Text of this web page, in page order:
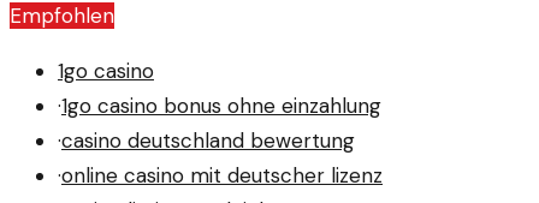
werfen Fragen auf.
Empfohlen
1go casino
·1go casino bonus ohne einzahlung
·casino deutschland bewertung
·online casino mit deutscher lizenz